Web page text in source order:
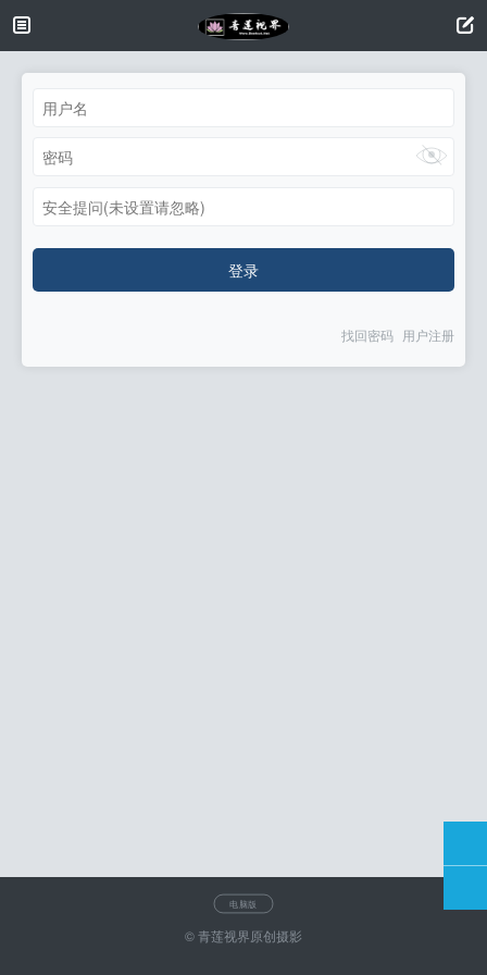
安全提问(未设置请忽略)
登录
找回密码 用户注册
电脑版
© 青莲视界原创摄影